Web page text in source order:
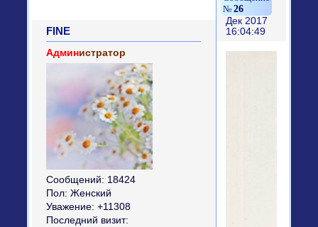
26
Дек 2017
16:04:49
FINE
Администратор
Сообщений: 18424
Пол: Женский
Уважение: +11308
Последний визит: